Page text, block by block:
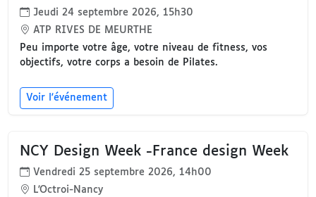
Jeudi 24 septembre 2026, 15h30
ATP RIVES DE MEURTHE
Peu importe votre âge, votre niveau de fitness, vos
objectifs, votre corps a besoin de Pilates.
Voir l'événement
NCY Design Week -France design Week
Vendredi 25 septembre 2026, 14h00
L'Octroi-Nancy